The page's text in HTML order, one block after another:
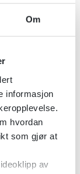
Om
informasjon
hvordan
som gjør at
av